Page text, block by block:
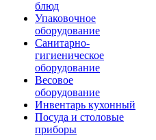
блюд
Упаковочное
оборудование
Санитарно-
гигиеническое
оборудование
Весовое
оборудование
Инвентарь кухонный
Посуда и столовые
приборы